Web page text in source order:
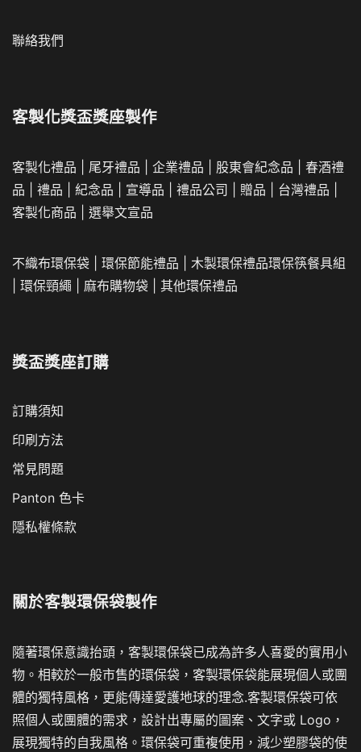
聯絡我們
客製化獎盃獎座製作
客製化禮品 尾牙禮品 企業禮品 股東會紀念品
春酒禮
品
禮品 紀念品 宣導品 禮品公司 贈品 台灣禮品
客製化商品
選舉文宣品
不織布環保袋 環保節能禮品 木製環保禮品環保筷餐具組
環保頸繩 麻布購物袋 其他環保禮品
獎盃獎座訂購
訂購須知
印刷方法
常見問題
Panton 色卡
隱私權條款
關於客製環保袋製作
隨著環保意識抬頭，客製環保袋已成為許多人喜愛的實用小
物。相較於一般市售的環保袋，客製環保袋能展現個人或團
體的獨特風格，更能傳達愛護地球的理念.客製環保袋可依
照個人或團體的需求，設計出專屬的圖案、文字或 Logo，
展現獨特的自我風格。環保袋可重複使用，減少塑膠袋的使